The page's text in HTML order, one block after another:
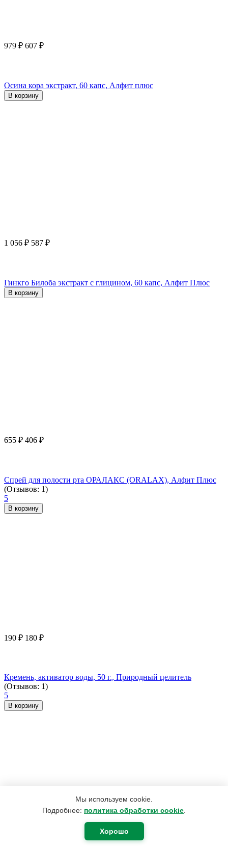
Мы используем cookie.
Подробнее: политика обработки cookie
Хорошо
979 ₽ 607 ₽
Осина кора экстракт, 60 капс, Алфит плюс
В корзину
1 056 ₽ 587 ₽
Гинкго Билоба экстракт с глицином, 60 капс, Алфит Плюс
В корзину
655 ₽ 406 ₽
Спрей для полости рта ОРАЛАКС (ORALAX), Алфит Плюс
(Отзывов: 1)
5
В корзину
190 ₽ 180 ₽
Кремень, активатор воды, 50 г., Природный целитель
(Отзывов: 1)
5
В корзину